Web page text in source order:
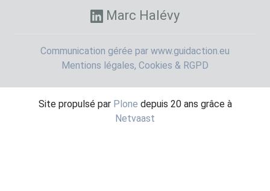
Marc Halévy
Communication gérée par www.guidaction.eu
Mentions légales, Cookies & RGPD
Site propulsé par Plone depuis 20 ans grâce à
Netvaast